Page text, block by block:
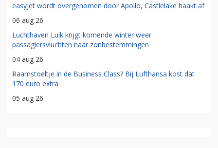
easyJet wordt overgenomen door Apollo, Castlelake haakt af
06 aug 26
Luchthaven Luik krijgt komende winter weer
passagiersvluchten naar zonbestemmingen
04 aug 26
Raamstoeltje in de Business Class? Bij Lufthansa kost dat
170 euro extra
05 aug 26